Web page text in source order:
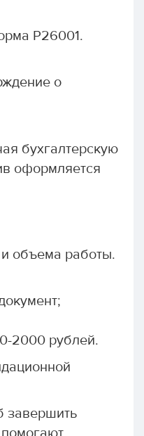
Р26001.
о
бухгалтерскую
оформляется
и объема работы.
2000 рублей.
завершить